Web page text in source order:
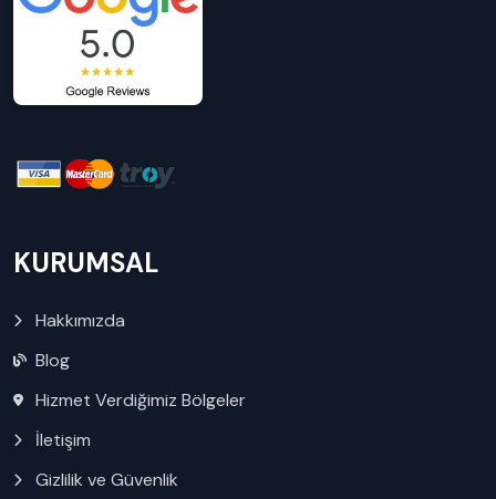
KURUMSAL
Hakkımızda
Blog
Hizmet Verdiğimiz Bölgeler
İletişim
Gizlilik ve Güvenlik